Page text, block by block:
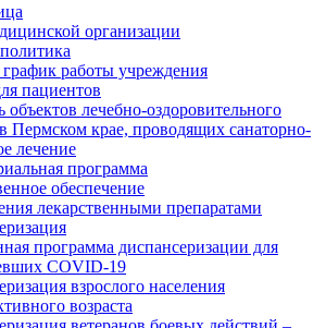
организации
работы учреждения
пациентов
объектов лечебно-оздоровительного
Пермском крае, проводящих санаторно-
лечение
программа
обеспечение
лекарственными препаратами
программа диспансеризации для
COVID-19
взрослого населения
возраста